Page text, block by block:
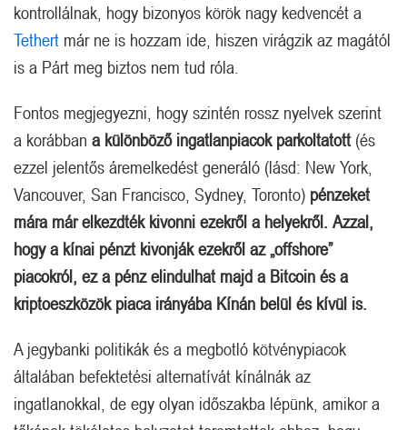
kontrollálnak, hogy bizonyos körök nagy kedvencét a
Tethert már ne is hozzam ide, hiszen virágzik az magától
is a Párt meg biztos nem tud róla.
Fontos megjegyezni, hogy szintén rossz nyelvek szerint
a korábban a különböző ingatlanpiacok parkoltatott (és
ezzel jelentős áremelkedést generáló (lásd: New York,
Vancouver, San Francisco, Sydney, Toronto) pénzeket
mára már elkezdték kivonni ezekről a helyekről. Azzal,
hogy a kínai pénzt kivonják ezekről az „offshore”
piacokról, ez a pénz elindulhat majd a Bitcoin és a
kriptoeszközök piaca irányába Kínán belül és kívül is.
A jegybanki politikák és a megbotló kötvénypiacok
általában befektetési alternatívát kínálnák az
ingatlanokkal, de egy olyan időszakba lépünk, amikor a